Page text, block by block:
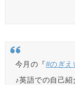
今月の『#のぎえ
♪英語での自己